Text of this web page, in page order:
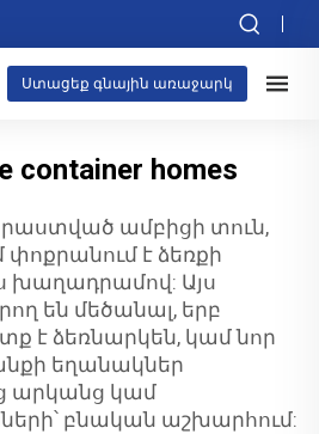
Ստացեք գնային առաջարկ
container homes
ամբիցի տուն,
է ձեռքի
խաղադրամով: Այս
են մեծանալ, երբ
է ձեռնարկեն, կամ նոր
եղանակներ
արկանց կամ
բնական աշխարհում: